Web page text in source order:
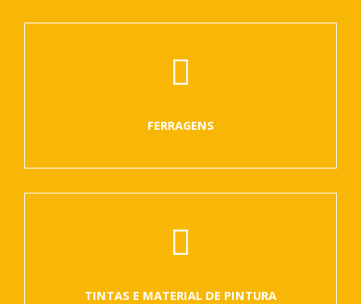
FERRAGENS
TINTAS E MATERIAL DE PINTURA